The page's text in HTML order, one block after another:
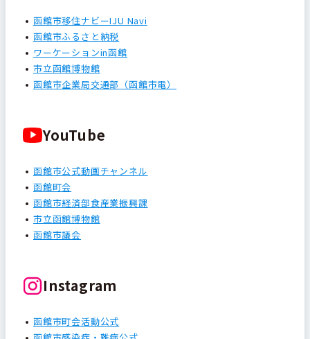
函館市移住ナビーIJU Navi
函館市ふるさと納税
ワーケーションin函館
市立函館博物館
函館市企業局交通部（函館市電）
YouTube
函館市公式動画チャンネル
函館町会
函館市経済部食産業振興課
市立函館博物館
函館市議会
Instagram
函館市町会活動公式